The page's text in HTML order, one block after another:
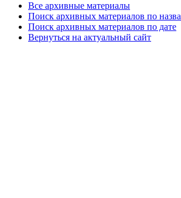
Все архивные материалы
Поиск архивных материалов по
Поиск архивных материалов по дате
Вернуться на актуальный сайт